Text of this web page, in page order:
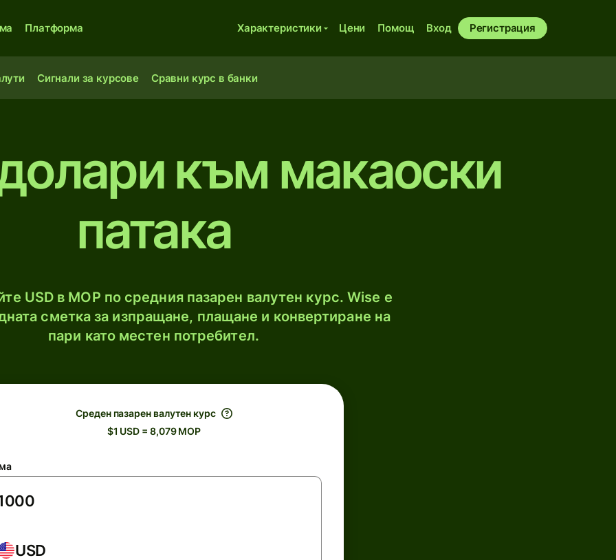
Платформа Характеристики Цени Помощ Вход Регистрация
Сигнали за курсове Сравни курс в банки
към макаоски
патака
USD в MOP по средния пазарен валутен курс. Wise е
сметка за изпращане, плащане и конвертиране на
пари като местен потребител.
Среден пазарен валутен курс
$1 USD = 8,079 MOP
USD